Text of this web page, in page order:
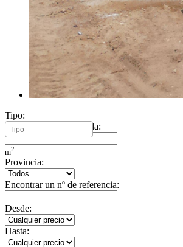
Tipo:
Mínimo metros vivienda:
m2
Provincia:
Encontrar un nº de referencia:
Desde:
Hasta: